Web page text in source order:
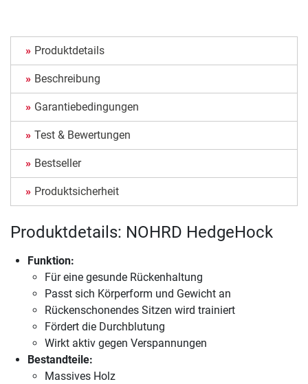
Produktdetails
Beschreibung
Garantiebedingungen
Test & Bewertungen
Bestseller
Produktsicherheit
Produktdetails: NOHRD HedgeHock
Funktion:
Für eine gesunde Rückenhaltung
Passt sich Körperform und Gewicht an
Rückenschonendes Sitzen wird trainiert
Fördert die Durchblutung
Wirkt aktiv gegen Verspannungen
Bestandteile:
Massives Holz